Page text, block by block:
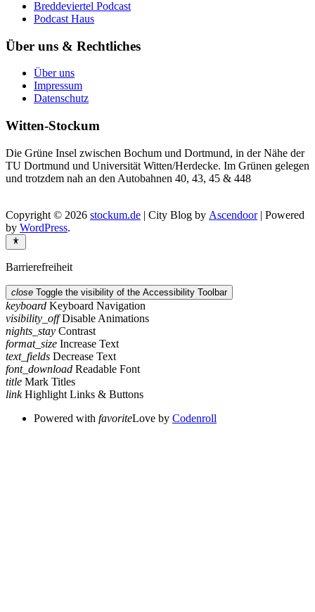
Breddeviertel Podcast
Podcast Haus
Über uns & Rechtliches
Über uns
Impressum
Datenschutz
Witten-Stockum
Die Grüne Insel zwischen Bochum und Dortmund, in der Nähe der
TU Dortmund und Universität Witten/Herdecke. Im Grünen gelegen
und trotzdem nah an den Autobahnen 40, 43, 45 & 448
Copyright © 2026 stockum.de | City Blog by Ascendoor| Powered
by WordPress.
Barrierefreiheit
close Toggle the visibility of the Accessibility Toolbar
keyboard Keyboard Navigation
visibility_off Disable Animations
nights_stay Contrast
format_size Increase Text
text_fields Decrease Text
font_download Readable Font
title Mark Titles
link Highlight Links & Buttons
Powered with favoriteLove by Codenroll